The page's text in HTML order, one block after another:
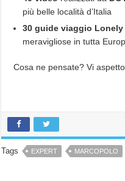
più belle località d’Italia
30 guide viaggio Lonely
meravigliose in tutta
Cosa ne pensate? Vi
Tags EXPERT MARCOPOLO